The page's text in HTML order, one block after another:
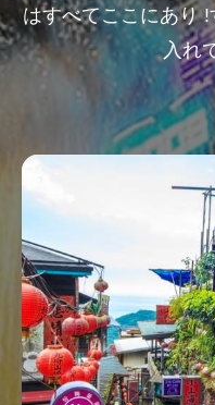
はすべてここにあり
入れ